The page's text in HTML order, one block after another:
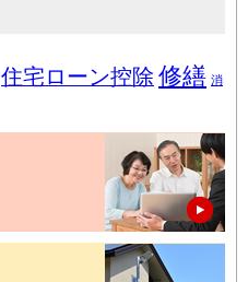
住宅ローン控除 修繕 消